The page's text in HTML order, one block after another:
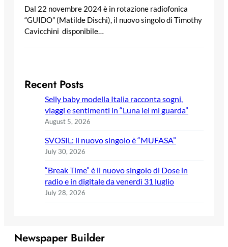
Dal 22 novembre 2024 è in rotazione radiofonica
“GUIDO” (Matilde Dischi), il nuovo singolo di Timothy
Cavicchini disponibile…
Recent Posts
Selly baby modella Italia racconta sogni,
viaggi e sentimenti in “Luna lei mi guarda”
August 5, 2026
SVOSIL: il nuovo singolo è “MUFASA”
July 30, 2026
“Break Time” è il nuovo singolo di Dose in
radio e in digitale da venerdì 31 luglio
July 28, 2026
Newspaper Builder